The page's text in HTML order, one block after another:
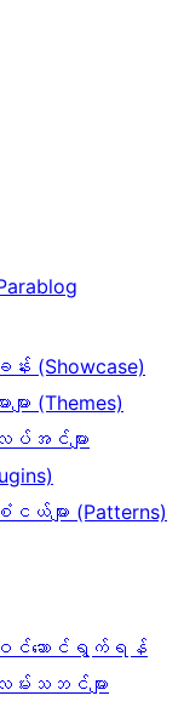
န်း (Showcase)
ားများ (Themes)
ပ်အင်များ
ယ်များ (Patterns)
ဝင်ဆောင်ရွက်ရန်
မ်းသဘင်များ